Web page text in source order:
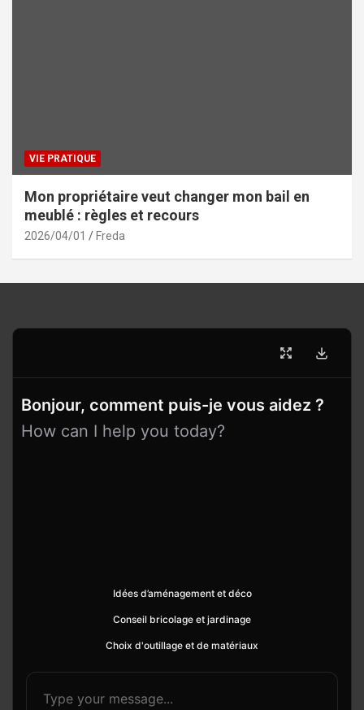
VIE PRATIQUE
Mon propriétaire veut changer mon bail en
meublé : règles et recours
2026/04/01 Freda
Bonjour, comment puis-je vous aidez ?
How can I help you today?
Idées d’aménagement et déco
Conseil bricolage et jardinage
Choix d'outillage et de matériaux